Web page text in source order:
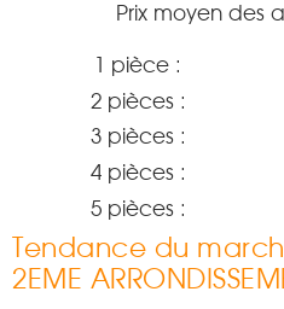
Prix moyen des
1 pièce :
2 pièces :
3 pièces :
4 pièces :
5 pièces :
Tendance du
2EME